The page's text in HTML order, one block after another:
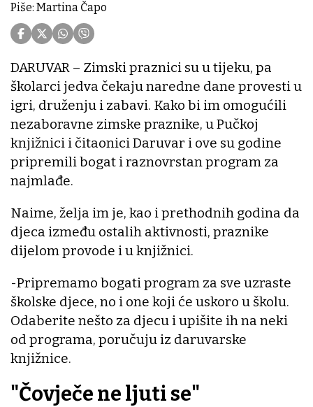
Piše: Martina Čapo
DARUVAR – Zimski praznici su u tijeku, pa
školarci jedva čekaju naredne dane provesti u
igri, druženju i zabavi. Kako bi im omogućili
nezaboravne zimske praznike, u Pučkoj
knjižnici i čitaonici Daruvar i ove su godine
pripremili bogat i raznovrstan program za
najmlađe.
Naime, želja im je, kao i prethodnih godina da
djeca između ostalih aktivnosti, praznike
dijelom provode i u knjižnici.
-Pripremamo bogati program za sve uzraste
školske djece, no i one koji će uskoro u školu.
Odaberite nešto za djecu i upišite ih na neki
od programa, poručuju iz daruvarske
knjižnice.
"Čovječe ne ljuti se"